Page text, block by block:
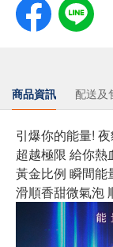
商品資訊 配送及
引爆你的能量!
超越極限 給你熱
黃金比例 瞬間能
滑順香甜微氣泡